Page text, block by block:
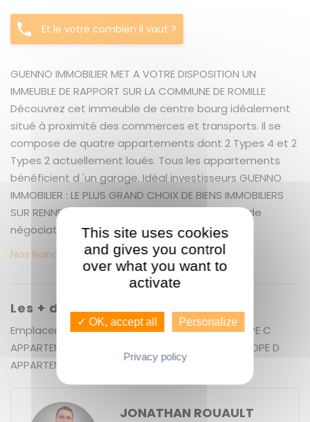
Et le votre combien il vaut ?
GUENNO IMMOBILIER MET A VOTRE DISPOSITION UN
IMMEUBLE DE RAPPORT SUR LA COMMUNE DE ROMILLE
Découvrez cet immeuble de centre bourg idéalement
situé à proximité des commerces et transports. Il se
compose de quatre appartements dont 2 Types 4 et 2
Types 2 actuellement loués. Tous les appartements
bénéficient d 'un garage. Idéal investisseurs GUENNO
IMMOBILIER : LE PLUS GRAND CHOIX DE BIENS IMMOBILIERS
SUR RENNES ET ALENTOURS + 5.50 % honoraires de
négociation TTC. Copropriété de 4 lots.
Nos honoraires
Les + du bien
Emplacement- garages APPARTEMENT 87 M2 DPE C
APPARTEMENT 36.89 T2 E APPARTEMENT 85.13 M2 DPE D
APPARTEMENT 47 DPE D
JONATHAN ROUAULT
This site uses cookies
and gives you control
over what you want to
activate
✓ OK, accept all Personalize
Privacy policy